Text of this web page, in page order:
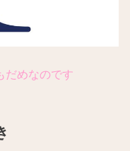
だめなのです